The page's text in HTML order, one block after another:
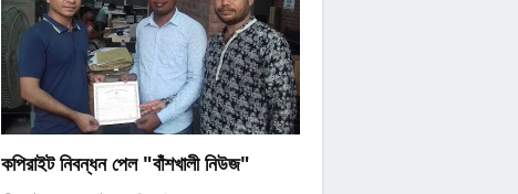
কপিরাইট নিবন্ধন পেল "বাঁশখালী নিউজ"